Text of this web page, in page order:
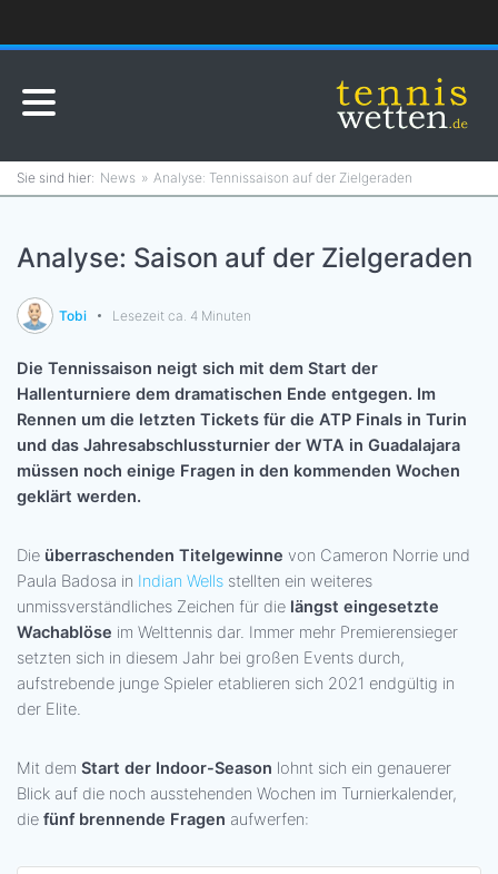
News Analyse: Tennissaison auf der Zielgeraden
Analyse: Saison auf der Zielgeraden
Tobi Lesezeit ca. 4 Minuten
Die Tennissaison neigt sich mit dem Start der
Hallenturniere dem dramatischen Ende entgegen. Im
Rennen um die letzten Tickets für die ATP Finals in Turin
und das Jahresabschlussturnier der WTA in Guadalajara
müssen noch einige Fragen in den kommenden Wochen
geklärt werden.
Die überraschenden Titelgewinne von Cameron Norrie und
Paula Badosa in Indian Wells stellten ein weiteres
unmissverständliches Zeichen für die längst eingesetzte
Wachablöse im Welttennis dar. Immer mehr Premierensieger
setzten sich in diesem Jahr bei großen Events durch,
aufstrebende junge Spieler etablieren sich 2021 endgültig in
der Elite.
Mit dem Start der Indoor-Season lohnt sich ein genauerer
Blick auf die noch ausstehenden Wochen im Turnierkalender,
die fünf brennende Fragen aufwerfen: